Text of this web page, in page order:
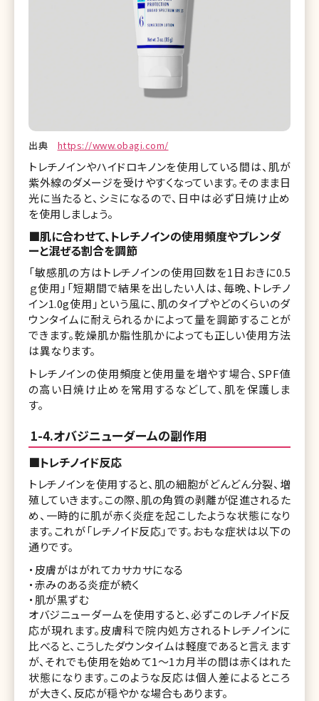
出典 https://www.obagi.com/
トレチノインやハイドロキノンを使用している間は、肌が
紫外線のダメージを受けやすくなっています。そのまま日
光に当たると、シミになるので、日中は必ず日焼け止め
を使用しましょう。
■肌に合わせて、トレチノインの使用頻度やブレンダ
ーと混ぜる割合を調節
「敏感肌の方はトレチノインの使用回数を1日おきに0.5
ｇ使用」「短期間で結果を出したい人は、毎晩、トレチノ
イン1.0g使用」という風に、肌のタイプやどのくらいのダ
ウンタイムに耐えられるかによって量を調節することが
できます。乾燥肌か脂性肌かによっても正しい使用方法
は異なります。
トレチノインの使用頻度と使用量を増やす場合、SPF値
の高い日焼け止めを常用するなどして、肌を保護しま
す。
1-4.オバジニューダームの副作用
■トレチノイド反応
トレチノインを使用すると、肌の細胞がどんどん分裂、増
殖していきます。この際、肌の角質の剥離が促進されるた
め、一時的に肌が赤く炎症を起こしたような状態になり
ます。これが「レチノイド反応」です。おもな症状は以下の
通りです。
・皮膚がはがれてカサカサになる
・赤みのある炎症が続く
・肌が黒ずむ
オバジニューダームを使用すると、必ずこのレチノイド反
応が現れます。皮膚科で院内処方されるトレチノインに
比べると、こうしたダウンタイムは軽度であると言えます
が、それでも使用を始めて1～1カ月半の間は赤くはれた
状態になります。このような反応は個人差によるところ
が大きく、反応が穏やかな場合もあります。